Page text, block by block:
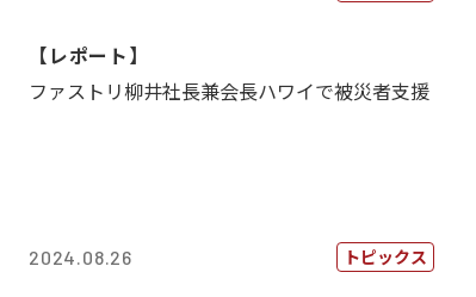
【レポート】
ファストリ柳井社長兼会長ハワイで被災者支援
2024.08.26 トピックス